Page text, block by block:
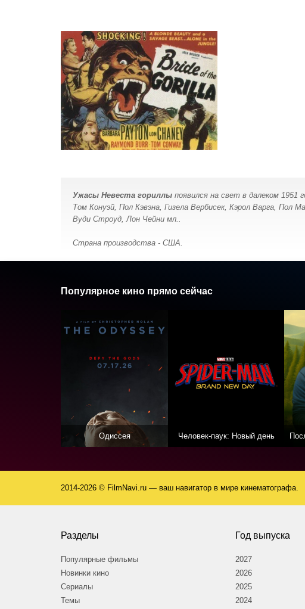
Ужасы Невеста гориллы появился на свет в далеком 1951
Том Конуэй, Пол Кэвэна, Гизела Вербисек, Кэрол Варга,
Вуди Строуд, Лон Чейни мл..
Страна производства - США.
Популярное кино прямо сейчас
Одиссея Человек-паук: Новый день
2014-2026 © FilmNavi.ru — ваш навигатор в мире кинематографа.
Разделы
Популярные фильмы
Новинки кино
Сериалы
Темы
Год выпуска
2027
2026
2025
2024